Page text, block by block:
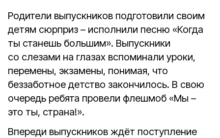
Родители выпускников подготовили своим
детям сюрприз – исполнили песню «Когда
ты станешь большим». Выпускники
со слезами на глазах вспоминали уроки,
перемены, экзамены, понимая, что
беззаботное детство закончилось. В свою
очередь ребята провели флешмоб «Мы –
это ты, страна!».
Впереди выпускников ждёт поступление